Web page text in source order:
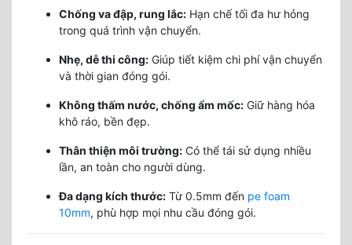
Chống va đập, rung lắc: Hạn chế tối đa hư hỏng
trong quá trình vận chuyển.
Nhẹ, dễ thi công: Giúp tiết kiệm chi phí vận chuyển
và thời gian đóng gói.
Không thấm nước, chống ẩm mốc: Giữ hàng hóa
khô ráo, bền đẹp.
Thân thiện môi trường: Có thể tái sử dụng nhiều
lần, an toàn cho người dùng.
Đa dạng kích thước: Từ 0.5mm đến pe foam
10mm, phù hợp mọi nhu cầu đóng gói.